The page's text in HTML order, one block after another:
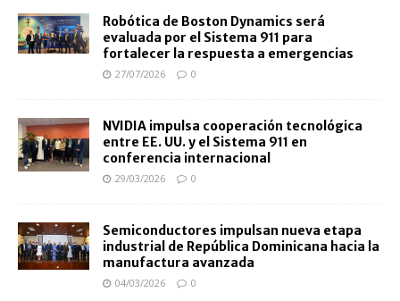
Robótica de Boston Dynamics será
evaluada por el Sistema 911 para
fortalecer la respuesta a emergencias
27/07/2026 0
NVIDIA impulsa cooperación tecnológica
entre EE. UU. y el Sistema 911 en
conferencia internacional
29/03/2026 0
Semiconductores impulsan nueva etapa
industrial de República Dominicana hacia la
manufactura avanzada
04/03/2026 0